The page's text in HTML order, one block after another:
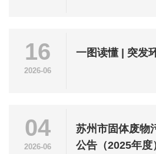
16
2026-06
一图读懂 | 突发
04
2026-06
苏州市固体废物
公告（2025年度